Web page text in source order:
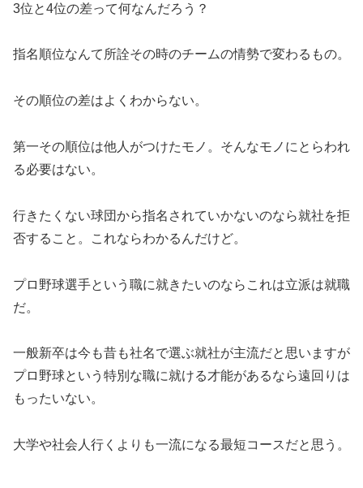
3位と4位の差って何なんだろう？
指名順位なんて所詮その時のチームの情勢で変わるもの。
その順位の差はよくわからない。
第一その順位は他人がつけたモノ。そんなモノにとらわれ
る必要はない。
行きたくない球団から指名されていかないのなら就社を拒
否すること。これならわかるんだけど。
プロ野球選手という職に就きたいのならこれは立派は就職
だ。
一般新卒は今も昔も社名で選ぶ就社が主流だと思いますが
プロ野球という特別な職に就ける才能があるなら遠回りは
もったいない。
大学や社会人行くよりも一流になる最短コースだと思う。